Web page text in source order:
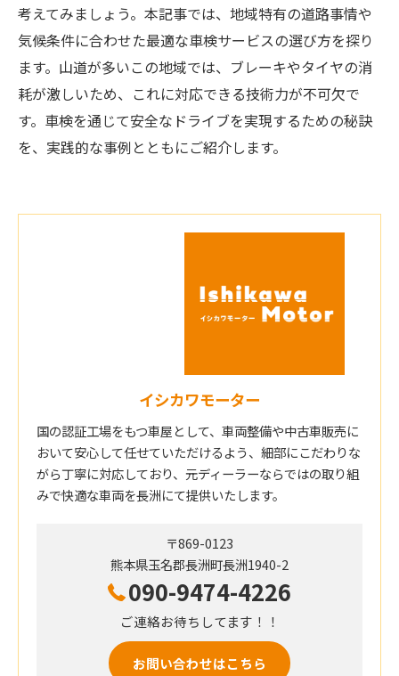
考えてみましょう。本記事では、地域特有の道路事情や
気候条件に合わせた最適な車検サービスの選び方を探り
ます。山道が多いこの地域では、ブレーキやタイヤの消
耗が激しいため、これに対応できる技術力が不可欠で
す。車検を通じて安全なドライブを実現するための秘訣
を、実践的な事例とともにご紹介します。
イシカワモーター
国の認証工場をもつ車屋として、車両整備や中古車販売に
おいて安心して任せていただけるよう、細部にこだわりな
がら丁寧に対応しており、元ディーラーならではの取り組
みで快適な車両を長洲にて提供いたします。
〒869-0123
熊本県玉名郡長洲町長洲1940-2
090-9474-4226
ご連絡お待ちしてます！！
お問い合わせはこちら